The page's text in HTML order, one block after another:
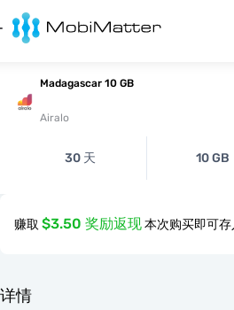
Madagascar 10 GB
Airalo
30 天 10 GB
赚取 $3.50 奖励返现本次购买即可
详情